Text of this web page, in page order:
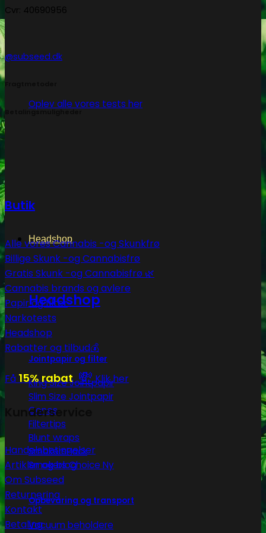
Oplev alle vores tests her
Headshop
Headshop
Jointpapir og filter
King Size Jointpapir
Slim Size Jointpapir
Cones
Filtertips
Blunt wraps
SmokersPack
Smokers Choice
Opbevaring og transport
Vacuum beholdere
Cvr: 40690956
@subseed.dk
Betalingsmuligheder
Butik
Alle vores Cannabis -og Skunkfrø
Billige Skunk -og Cannabisfrø
Gratis Skunk -og Cannabisfrø 🌿
Cannabis brands og avlere
Papir og filter
Narkotests
Headshop
Rabatter og tilbud💰
Få 15% rabat 💸Klik her
Kunderservice
Handelsbetingelser
Artikler og blog
Om Subseed
Returnering
Kontakt
Betaling